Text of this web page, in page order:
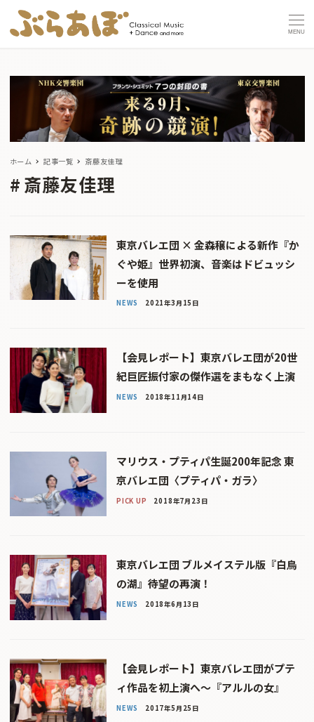
MENU
ホーム 記事一覧 斎藤友佳理
斎藤友佳理
東京バレエ団 × 金森穣による新作『か
ぐや姫』世界初演、音楽はドビュッシ
ーを使用
NEWS 2021年3月15日
【会見レポート】東京バレエ団が20世
紀巨匠振付家の傑作選をまもなく上演
NEWS 2018年11月14日
マリウス・プティパ生誕200年記念 東
京バレエ団〈プティパ・ガラ〉
PICK UP 2018年7月23日
東京バレエ団 ブルメイステル版『白鳥
の湖』待望の再演！
NEWS 2018年6月13日
【会見レポート】東京バレエ団がプテ
ィ作品を初上演へ〜『アルルの女』
NEWS 2017年5月25日